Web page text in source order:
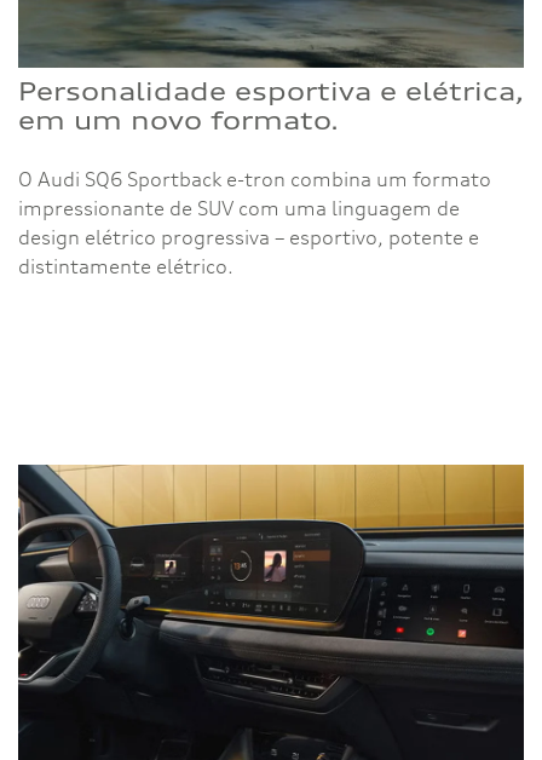
Personalidade esportiva e elétrica,
em um novo formato.
O Audi SQ6 Sportback e-tron combina um formato
impressionante de SUV com uma linguagem de
design elétrico progressiva – esportivo, potente e
distintamente elétrico.